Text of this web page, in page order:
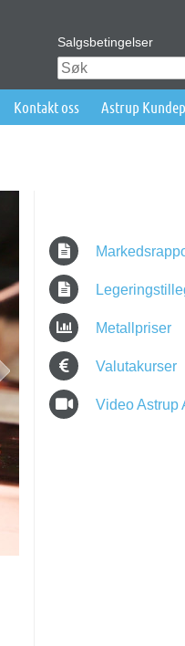
Salgsbetingelser
Kontakt oss Astrup
Metallpriser
Valutakurser
Video Astrup